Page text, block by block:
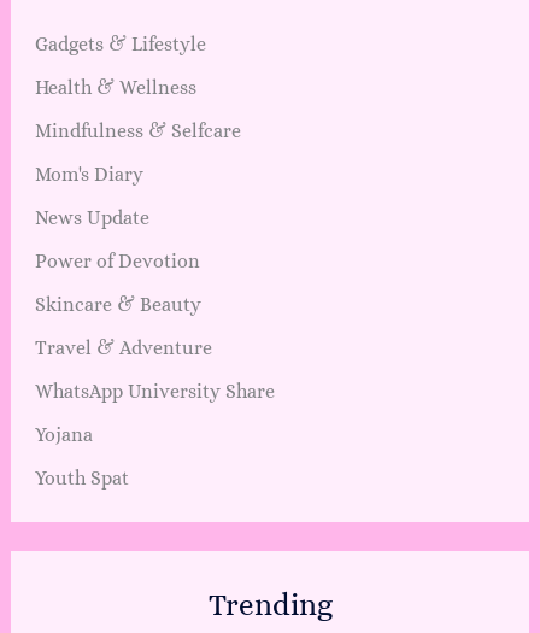
Gadgets & Lifestyle
Health & Wellness
Mindfulness & Selfcare
Mom's Diary
News Update
Power of Devotion
Skincare & Beauty
Travel & Adventure
WhatsApp University Share
Yojana
Youth Spat
Trending